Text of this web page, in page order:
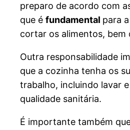
preparo de acordo com
que é fundamental para
cortar os alimentos, bem
Outra responsabilidade
que a cozinha tenha os
trabalho, incluindo lavar
qualidade sanitária.
É importante também